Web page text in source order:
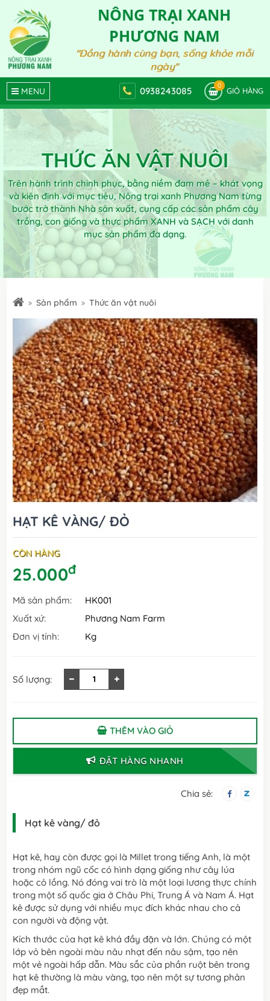
NÔNG TRẠI XANH
PHƯƠNG NAM
"Đồng hành cùng bạn, sống khỏe mỗi
ngày"
MENU 0938243085
0
GIỎ HÀNG
THỨC ĂN VẬT NUÔI
Trên hành trình chinh phục, bằng niềm đam mê – khát vọng
và kiên định với mục tiêu, Nông trại xanh Phương Nam từng
bước trở thành Nhà sản xuất, cung cấp các sản phẩm cây
trồng, con giống và thực phẩm XANH và SẠCH với danh
mục sản phẩm đa dạng.
Sản phẩm Thức ăn vật nuôi
HẠT KÊ VÀNG/ ĐỎ
CÒN HÀNG
25.000đ
Mã sản phẩm:
HK001
Xuất xứ:
Phương Nam Farm
Đơn vị tính:
Kg
Số lượng:
THÊM VÀO GIỎ
ĐẶT HÀNG NHANH
Chia sẻ:
Hạt kê vàng/ đỏ
Hạt kê, hay còn được gọi là Millet trong tiếng Anh, là một
trong nhóm ngũ cốc có hình dạng giống như cây lúa
hoặc cỏ lồng. Nó đóng vai trò là một loại lương thực chính
trong một số quốc gia ở Châu Phi, Trung Á và Nam Á. Hạt
kê được sử dụng với nhiều mục đích khác nhau cho cả
con người và động vật.
Kích thước của hạt kê khá đầy đặn và lớn. Chúng có một
lớp vỏ bên ngoài màu nâu nhạt đến nâu sậm, tạo nên
một vẻ ngoài hấp dẫn. Màu sắc của phần ruột bên trong
hạt kê thường là màu vàng, tạo nên một sự tương phản
đẹp mắt.